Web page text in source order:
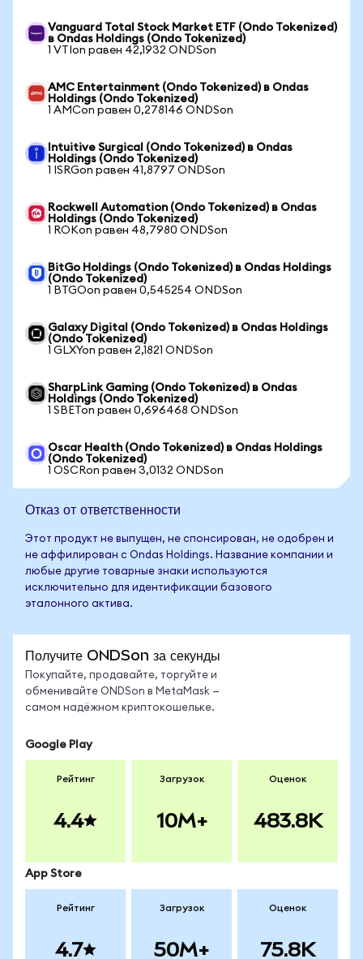
Vanguard Total Stock Market ETF (Ondo Tokenized)
в Ondas Holdings (Ondo Tokenized)
1 VTIon равен 42,1932 ONDSon
AMC Entertainment (Ondo Tokenized) в Ondas
Holdings (Ondo Tokenized)
1 AMCon равен 0,278146 ONDSon
Intuitive Surgical (Ondo Tokenized) в Ondas
Holdings (Ondo Tokenized)
1 ISRGon равен 41,8797 ONDSon
Rockwell Automation (Ondo Tokenized) в Ondas
Holdings (Ondo Tokenized)
1 ROKon равен 48,7980 ONDSon
BitGo Holdings (Ondo Tokenized) в Ondas Holdings
(Ondo Tokenized)
1 BTGOon равен 0,545254 ONDSon
Galaxy Digital (Ondo Tokenized) в Ondas Holdings
(Ondo Tokenized)
1 GLXYon равен 2,1821 ONDSon
SharpLink Gaming (Ondo Tokenized) в Ondas
Holdings (Ondo Tokenized)
1 SBETon равен 0,696468 ONDSon
Oscar Health (Ondo Tokenized) в Ondas Holdings
(Ondo Tokenized)
1 OSCRon равен 3,0132 ONDSon
Отказ от ответственности
Этот продукт не выпущен, не спонсирован, не одобрен и
не аффилирован с Ondas Holdings. Название компании и
любые другие товарные знаки используются
исключительно для идентификации базового
эталонного актива.
Получите ONDSon за секунды
Покупайте, продавайте, торгуйте и
обменивайте ONDSon в MetaMask —
самом надёжном криптокошельке.
Google Play
Рейтинг
4.4
Загрузок
10M+
Оценок
483.8K
App Store
Рейтинг
4.7
Загрузок
50M+
Оценок
75.8K